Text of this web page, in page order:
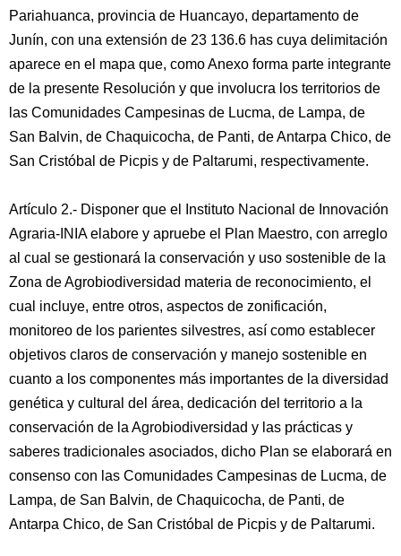
Pariahuanca, provincia de Huancayo, departamento de
Junín, con una extensión de 23 136.6 has cuya delimitación
aparece en el mapa que, como Anexo forma parte integrante
de la presente Resolución y que involucra los territorios de
las Comunidades Campesinas de Lucma, de Lampa, de
San Balvin, de Chaquicocha, de Panti, de Antarpa Chico, de
San Cristóbal de Picpis y de Paltarumi, respectivamente.
Artículo 2.- Disponer que el Instituto Nacional de Innovación
Agraria-INIA elabore y apruebe el Plan Maestro, con arreglo
al cual se gestionará la conservación y uso sostenible de la
Zona de Agrobiodiversidad materia de reconocimiento, el
cual incluye, entre otros, aspectos de zonificación,
monitoreo de los parientes silvestres, así como establecer
objetivos claros de conservación y manejo sostenible en
cuanto a los componentes más importantes de la diversidad
genética y cultural del área, dedicación del territorio a la
conservación de la Agrobiodiversidad y las prácticas y
saberes tradicionales asociados, dicho Plan se elaborará en
consenso con las Comunidades Campesinas de Lucma, de
Lampa, de San Balvin, de Chaquicocha, de Panti, de
Antarpa Chico, de San Cristóbal de Picpis y de Paltarumi.